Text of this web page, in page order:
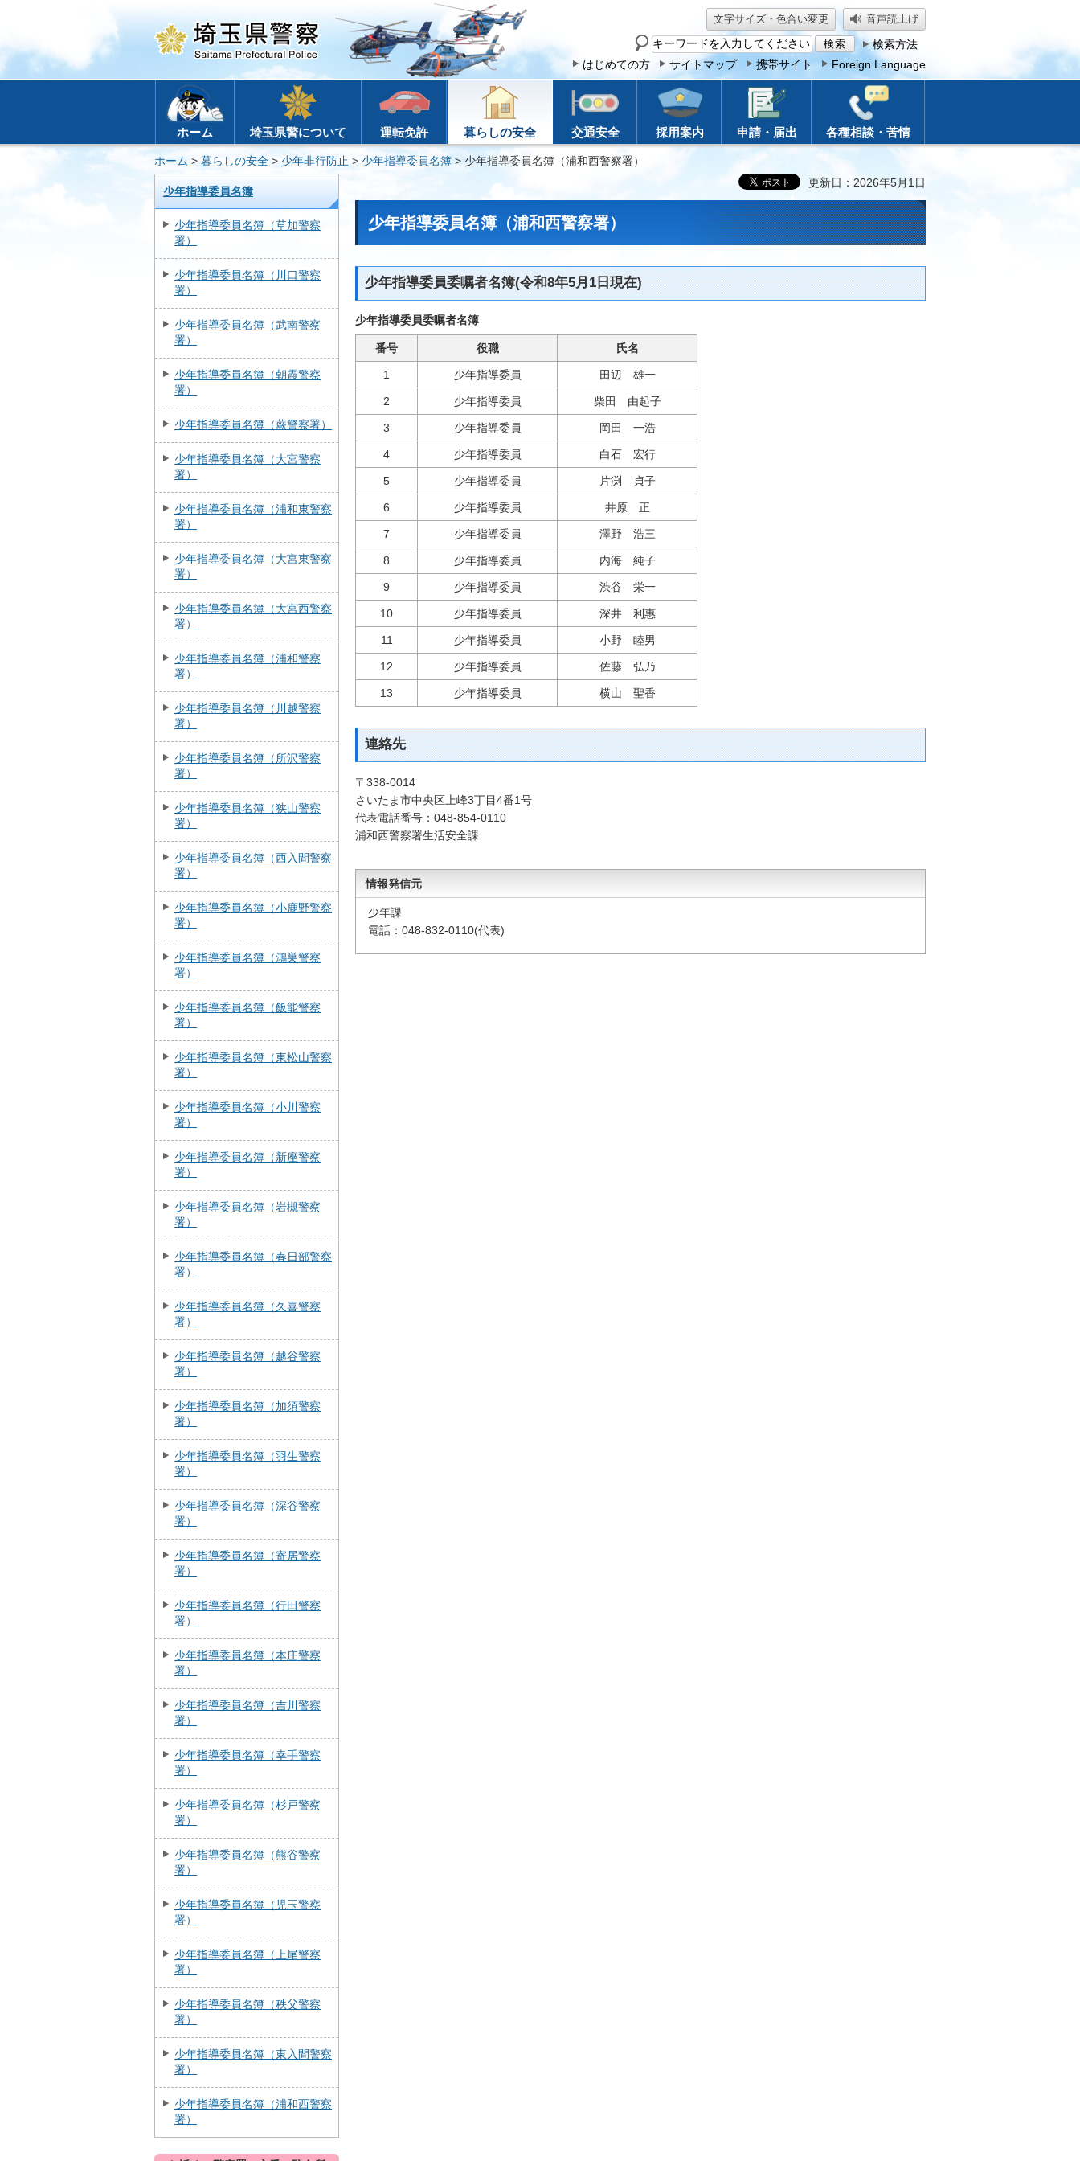
文字サイズ・色合い変更 音声読上げ
サ
イ
ト
検索方法
はじめての方
サイトマップ 携帯サイト Foreign Language
ホーム 埼玉県警について 運転免許 暮らしの安全 交通安全 採用案内 申請・届出 各種相談・苦情
ホーム > 暮らしの安全 > 少年非行防止 > 少年指導委員名簿 > 少年指導委員名簿（浦和西警察署）
少年指導委員名簿
少年指導委員名簿（草加警察
署）
少年指導委員名簿（川口警察
署）
少年指導委員名簿（武南警察
署）
少年指導委員名簿（朝霞警察
署）
少年指導委員名簿（蕨警察署）
少年指導委員名簿（大宮警察
署）
少年指導委員名簿（浦和東警察
署）
少年指導委員名簿（大宮東警察
署）
少年指導委員名簿（大宮西警察
署）
少年指導委員名簿（浦和警察
署）
少年指導委員名簿（川越警察
署）
少年指導委員名簿（所沢警察
署）
少年指導委員名簿（狭山警察
署）
少年指導委員名簿（西入間警察
署）
少年指導委員名簿（小鹿野警察
署）
少年指導委員名簿（鴻巣警察
署）
少年指導委員名簿（飯能警察
署）
少年指導委員名簿（東松山警察
署）
少年指導委員名簿（小川警察
署）
少年指導委員名簿（新座警察
署）
少年指導委員名簿（岩槻警察
署）
少年指導委員名簿（春日部警察
署）
少年指導委員名簿（久喜警察
署）
少年指導委員名簿（越谷警察
署）
少年指導委員名簿（加須警察
署）
少年指導委員名簿（羽生警察
署）
少年指導委員名簿（深谷警察
署）
少年指導委員名簿（寄居警察
署）
少年指導委員名簿（行田警察
署）
少年指導委員名簿（本庄警察
署）
少年指導委員名簿（吉川警察
署）
少年指導委員名簿（幸手警察
署）
少年指導委員名簿（杉戸警察
署）
少年指導委員名簿（熊谷警察
署）
少年指導委員名簿（児玉警察
署）
少年指導委員名簿（上尾警察
署）
少年指導委員名簿（秩父警察
署）
少年指導委員名簿（東入間警察
署）
少年指導委員名簿（浦和西警察
署）
更新日：2026年5月1日
少年指導委員名簿（浦和西警察署）
少年指導委員委嘱者名簿(令和8年5月1日現在)
少年指導委員委嘱者名簿
番号 役職 氏名
1 少年指導委員 田辺 雄一
2 少年指導委員 柴田 由起子
3 少年指導委員 岡田 一浩
4 少年指導委員 白石 宏行
5 少年指導委員 片渕 貞子
6 少年指導委員 井原 正
7 少年指導委員 澤野 浩三
8 少年指導委員 内海 純子
9 少年指導委員 渋谷 栄一
10 少年指導委員 深井 利惠
11 少年指導委員 小野 睦男
12 少年指導委員 佐藤 弘乃
13 少年指導委員 横山 聖香
連絡先
〒338-0014
さいたま市中央区上峰3丁目4番1号
代表電話番号：048-854-0110
浦和西警察署生活安全課
情報発信元
少年課
電話：048-832-0110(代表)